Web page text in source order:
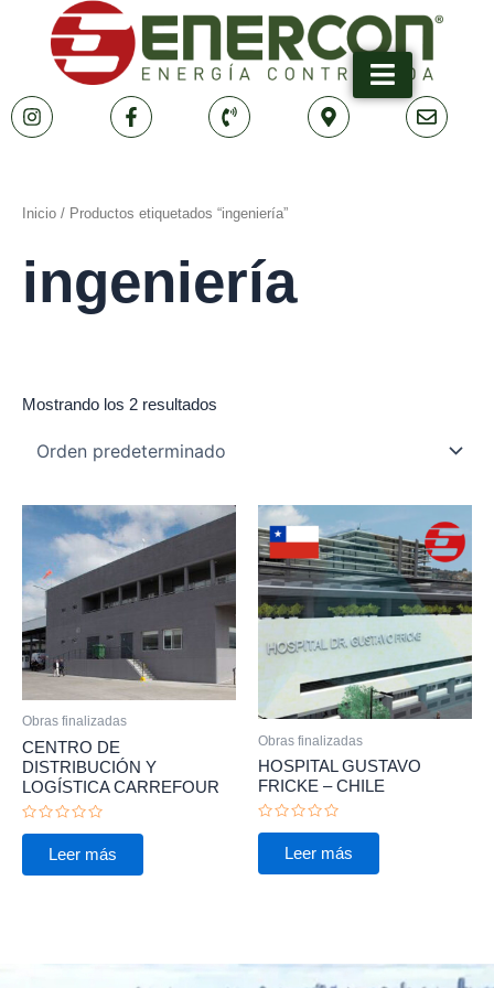
contenido
Inicio / Productos etiquetados “ingeniería”
ingeniería
Mostrando los 2 resultados
Obras finalizadas
CENTRO DE
DISTRIBUCIÓN Y
LOGÍSTICA CARREFOUR
Valorado
de
Leer más
Obras finalizadas
HOSPITAL GUSTAVO
FRICKE – CHILE
Valorado
con
de
Leer más